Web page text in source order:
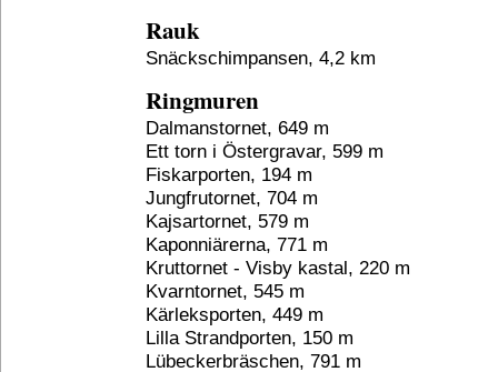
Rauk
Snäckschimpansen, 4,2 km
Ringmuren
Dalmanstornet, 649 m
Ett torn i Östergravar, 599 m
Fiskarporten, 194 m
Jungfrutornet, 704 m
Kajsartornet, 579 m
Kaponniärerna, 771 m
Kruttornet - Visby kastal, 220 m
Kvarntornet, 545 m
Kärleksporten, 449 m
Lilla Strandporten, 150 m
Lübeckerbräschen, 791 m